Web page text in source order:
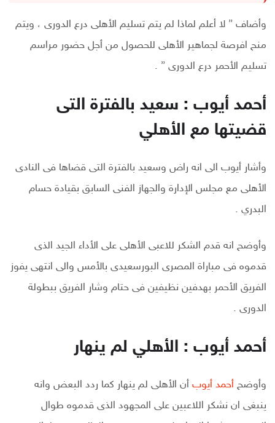
وأضاف ” لا أعلم لماذا لم يتم تسليم الأهلى درع الدورى ، ويتم
منح افرصة لجماهير الأهلى للحصول من أجل حضور مراسم
تسليم الأحمر درع الدورى ” .
أحمد أيوب : سعيد بالفترة التى
قضيتها مع الأهلي
وأشار أيوب الى انه راض وسعيد بالفترة التى قضاها فى النادى
الأهلى مع مجلس الإدارة والجهاز الفنى السابق بقيادة حسام
البدري .
وأوضح انه قدم الشكر للاعبى الأهلى على الأداء الجيد الذى
قدموه فى مباراة المصرى البورسعيدى بالأمس والى انتهى يفوز
الفريق الأحمر بهدفين نظيفين فى حتام وشار الفريق ببطولة
الدورى .
أحمد أيوب : الأهلي لم ينهار
وأوضح أحمد أيوب أن الأهلى لم ينهار كما ردد البعض وانه
ينبغى ان نشكر اللاعبين على المجهود الذى قدموه طوال